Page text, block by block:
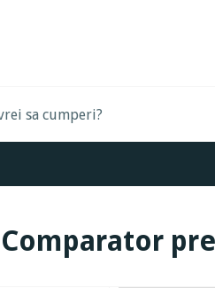
Comparator